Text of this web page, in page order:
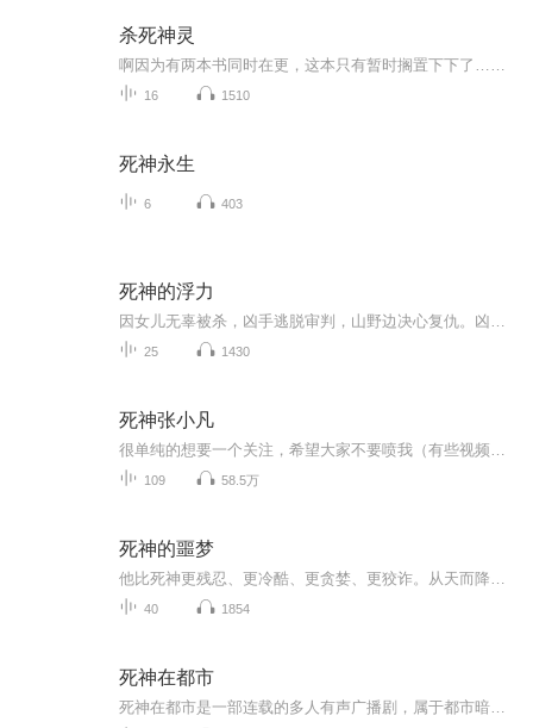
杀死神灵
16 1510
死神永生
6 403
死神的浮力
25 1430
死神张小凡
109 58.5万
死神的噩梦
40 1854
死神在都市